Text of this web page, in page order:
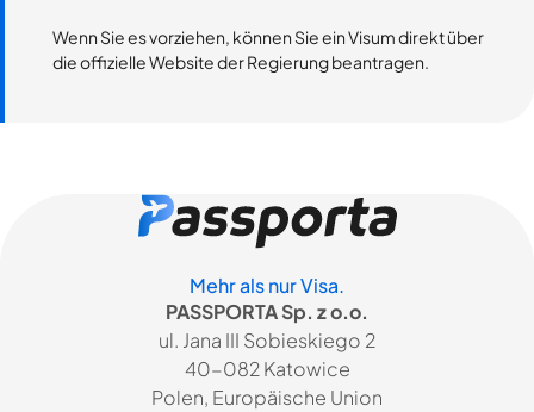
Wenn Sie es vorziehen, können Sie ein Visum direkt über
die offizielle Website der Regierung beantragen.
Mehr als nur Visa.
PASSPORTA Sp. z o.o.
ul. Jana III Sobieskiego 2
40-082 Katowice
Polen, Europäische Union